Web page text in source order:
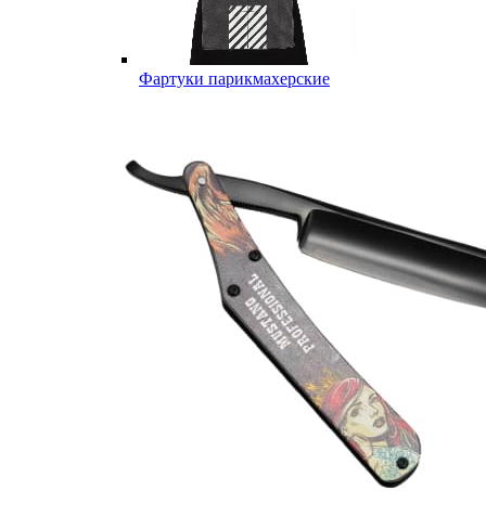
Фартуки парикмахерские